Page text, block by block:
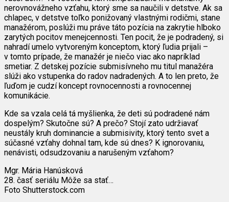
nerovnovážneho vzťahu, ktorý sme sa naučili v detstve. Ak sa
chlapec, v detstve toľko ponižovaný vlastnými rodičmi, stane
manažérom, poslúži mu práve táto pozícia na zakrytie hlboko
zarytých pocitov menejcennosti. Ten pocit, že je podradený, si
nahradí umelo vytvoreným konceptom, ktorý ľudia prijali –
v tomto prípade, že manažér je niečo viac ako napríklad
smetiar. Z detskej pozície submisívneho mu titul manažéra
slúži ako vstupenka do radov nadradených. A to len preto, že
ľuďom je cudzí koncept rovnocennosti a rovnocennej
komunikácie.
Kde sa vzala celá tá myšlienka, že deti sú podradené nám
dospelým? Skutočne sú? A prečo? Stojí zato udržiavať
neustály kruh dominancie a submisivity, ktorý tento svet a
súčasné vzťahy dohnal tam, kde sú dnes? K ignorovaniu,
nenávisti, odsudzovaniu a narušeným vzťahom?
Mgr. Mária Hanúsková
28. časť seriálu Môže sa stať…
Foto Shutterstock.com